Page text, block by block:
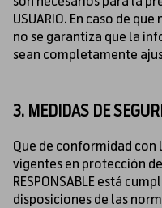
USUARIO. En caso de
no se garantiza que la
sean completamente
3. MEDIDAS DE
Que de conformidad
vigentes en protección
RESPONSABLE está
disposiciones de las